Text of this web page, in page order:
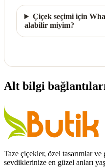
Çiçek seçimi için
alabilir miyim?
Alt bilgi
Taze çiçekler, özel tasarımlar
sevdiklerinize en güzel anları